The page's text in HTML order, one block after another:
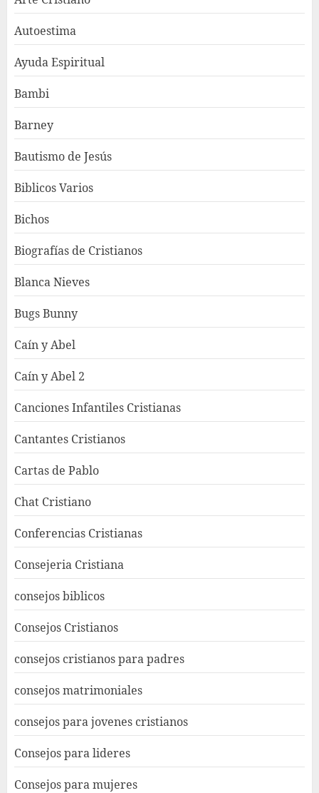
Autoestima
Ayuda Espiritual
Bambi
Barney
Bautismo de Jesús
Biblicos Varios
Bichos
Biografías de Cristianos
Blanca Nieves
Bugs Bunny
Caín y Abel
Caín y Abel 2
Canciones Infantiles Cristianas
Cantantes Cristianos
Cartas de Pablo
Chat Cristiano
Conferencias Cristianas
Consejeria Cristiana
consejos biblicos
Consejos Cristianos
consejos cristianos para padres
consejos matrimoniales
consejos para jovenes cristianos
Consejos para lideres
Consejos para mujeres